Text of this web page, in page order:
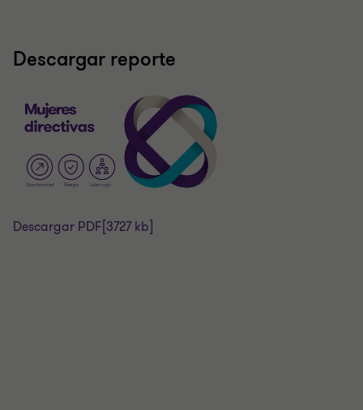
Descargar reporte
Descargar PDF [3727 kb]